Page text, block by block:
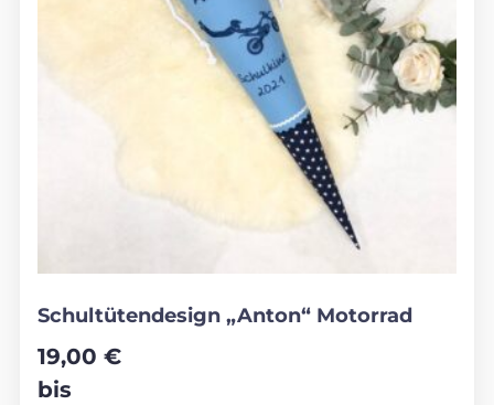
Schultütendesign „Anton“ Motorrad
19,00 €
bis